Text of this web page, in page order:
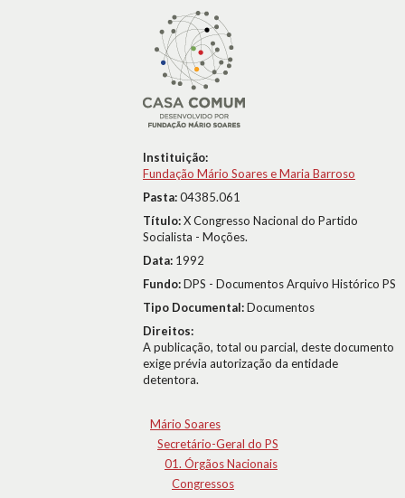
Instituição:
Fundação Mário Soares e Maria Barroso
Pasta:04385.061
Título:X Congresso Nacional do Partido
Socialista - Moções.
Data: 1992
Fundo:DPS - Documentos Arquivo Histórico PS
Tipo Documental:Documentos
Direitos:
A publicação, total ou parcial, deste documento
exige prévia autorização da entidade
detentora.
Mário Soares
Secretário-Geral do PS
01. Órgãos Nacionais
Congressos